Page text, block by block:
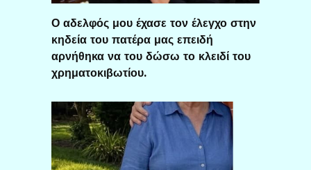
Ο αδελφός μου έχασε τον έλεγχο στην
κηδεία του πατέρα μας επειδή
αρνήθηκα να του δώσω το κλειδί του
χρηματοκιβωτίου.